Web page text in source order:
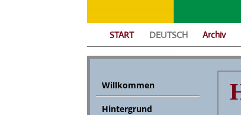
START DEUTSCH Archiv
Willkommen
Hintergrund